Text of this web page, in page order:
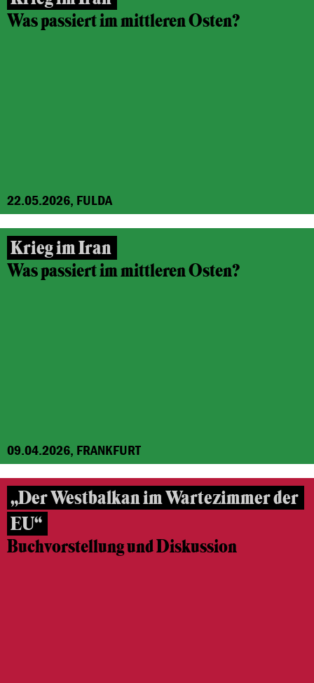
Was passiert im mittleren Osten?
22.05.2026, FULDA
Krieg im Iran
Was passiert im mittleren Osten?
09.04.2026, FRANKFURT
„Der Westbalkan im Wartezimmer der
EU“
Buchvorstellung und Diskussion